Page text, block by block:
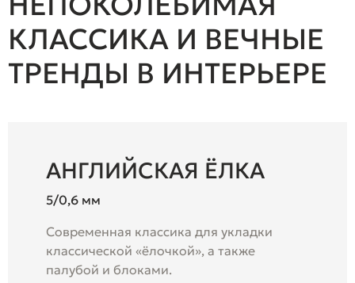
КЛАССИКА И ВЕЧНЫЕ
ТРЕНДЫ В ИНТЕРЬЕРЕ
АНГЛИЙСКАЯ ЁЛКА
5/0,6 мм
Современная классика для укладки
классической «ёлочкой», а также
палубой и блоками.